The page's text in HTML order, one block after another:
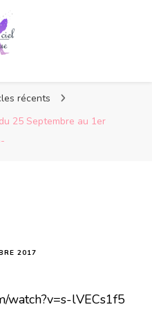
récents
25 Septembre au 1er
2017
watch?v=s-lVECs1f5